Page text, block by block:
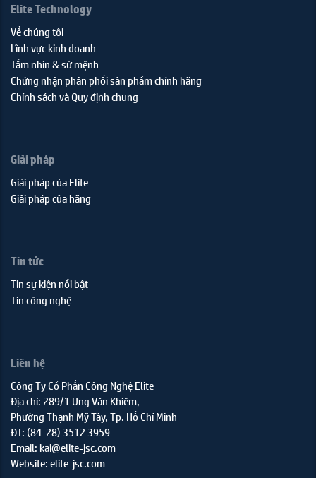
Elite Technology
Về chúng tôi
Lĩnh vực kinh doanh
Tầm nhìn & sứ mệnh
Chứng nhận phân phối sản phẩm chính hãng
Chính sách và Quy định chung
Giải pháp
Giải pháp của Elite
Giải pháp của hãng
Tin tức
Tin sự kiện nổi bật
Tin công nghệ
Liên hệ
Công Ty Cổ Phần Công Nghệ Elite
Địa chỉ: 289/1 Ung Văn Khiêm,
Phường Thạnh Mỹ Tây, Tp. Hồ Chí Minh
ĐT: (84-28) 3512 3959
Email: kai@elite-jsc.com
Website: elite-jsc.com